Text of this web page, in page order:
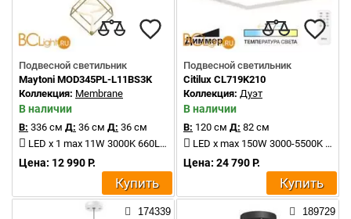
Подвесной светильник
Maytoni MOD345PL-L11BS3K
Коллекция: Membrane
В наличии
В: 336 см Д: 36 см Д: 36 см
LED x 1 max 11W 3000K 660Lm
Цена: 12 990 Р.
Купить
Подвесной светильник
Citilux CL719K210
Коллекция: Дуэт
В наличии
В: 120 см Д: 82 см
LED x max 150W 3000-5500K 12000Lm
Цена: 24 790 Р.
Купить
174339 189729